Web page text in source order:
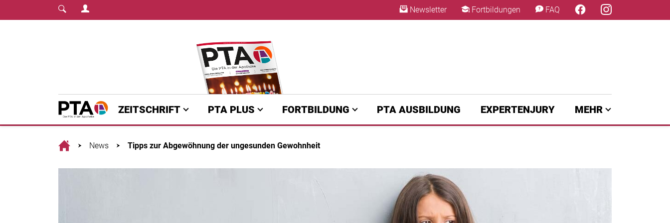
Login Menu Newsletter Fortbildungen FAQ
Home
ZEITSCHRIFT PTA PLUS FORTBILDUNG PTA AUSBILDUNG EXPERTENJURY MEHR
HomeNews Tipps zur Abgewöhnung der ungesunden Gewohnheit
×